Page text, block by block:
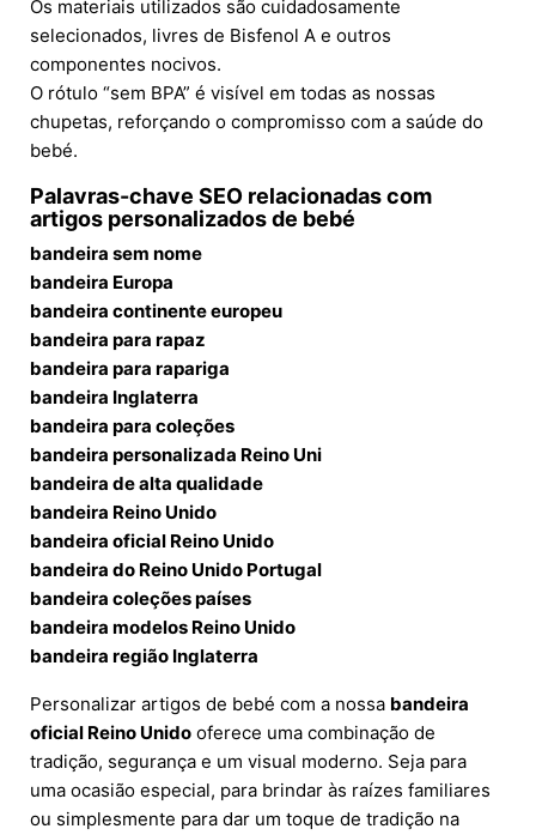
Os materiais utilizados são cuidadosamente
selecionados, livres de Bisfenol A e outros
componentes nocivos.
O rótulo “sem BPA” é visível em todas as nossas
chupetas, reforçando o compromisso com a saúde do
bebé.
Palavras-chave SEO relacionadas com
artigos personalizados de bebé
bandeira sem nome
bandeira Europa
bandeira continente europeu
bandeira para rapaz
bandeira para rapariga
bandeira Inglaterra
bandeira para coleções
bandeira personalizada Reino Uni
bandeira de alta qualidade
bandeira Reino Unido
bandeira oficial Reino Unido
bandeira do Reino Unido Portugal
bandeira coleções países
bandeira modelos Reino Unido
bandeira região Inglaterra
Personalizar artigos de bebé com a nossa bandeira
oficial Reino Unido oferece uma combinação de
tradição, segurança e um visual moderno. Seja para
uma ocasião especial, para brindar às raízes familiares
ou simplesmente para dar um toque de tradição na